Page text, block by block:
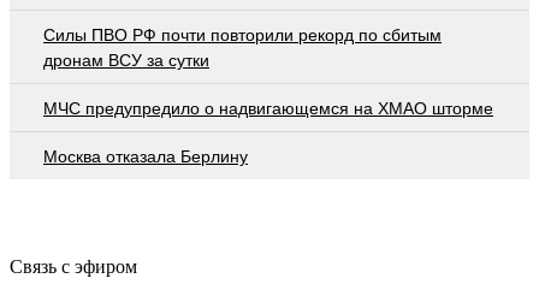
Cилы ПВО РФ почти повторили рекорд по сбитым
дронам ВСУ за сутки
МЧС предупредило о надвигающемся на ХМАО шторме
Москва отказала Берлину
Связь с эфиром